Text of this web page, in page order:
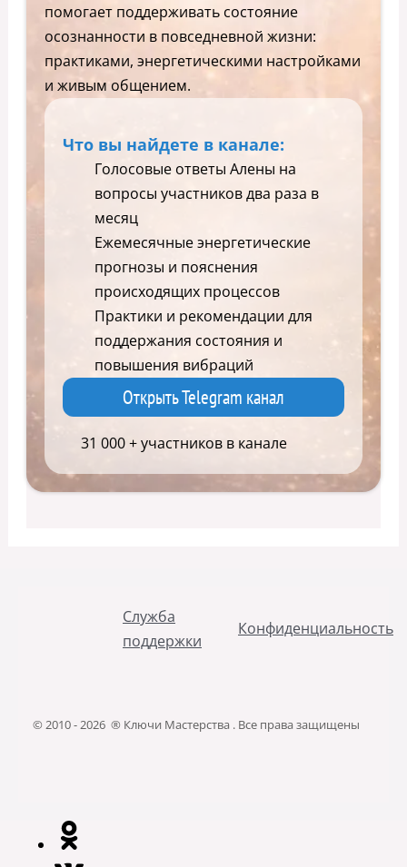
помогает поддерживать состояние
осознанности в повседневной жизни:
практиками, энергетическими настройками
и живым общением.
Что вы найдете в канале:
Голосовые ответы Алены на
вопросы участников два раза в
месяц
Ежемесячные энергетические
прогнозы и пояснения
происходящих процессов
Практики и рекомендации для
поддержания состояния и
повышения вибраций
Открыть Telegram канал
31 000 + участников в канале
Служба
поддержки
Конфиденциальность
© 2010 - 2026 ® Ключи Мастерства . Все права защищены